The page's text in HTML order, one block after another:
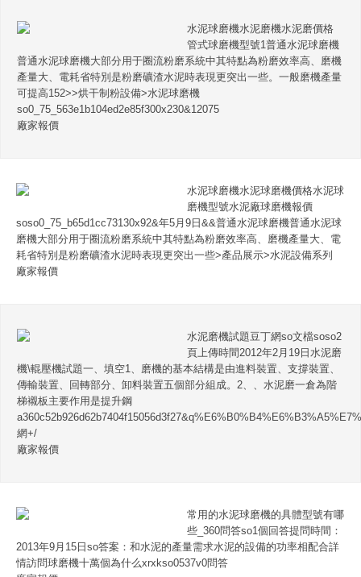
水泥球磨機水泥磨機水泥磨價格
管式球磨機型號1普通水泥球磨機
普通水泥球磨機大部分用于圈流粉磨系統中其特點為粉磨效率高、磨機
產量大、電耗省特別是粉磨礦渣水泥時表現更突出一些。一般磨機產量
可提高152>>烘干制粉設備>水泥球磨機
so0_75_563e1b104ed2e85f300x230&12075
廠家報價
水泥球磨機水泥球磨機價格水泥球
磨機型號水泥廠球磨機報價
soso0_75_b65d1cc73130x92&年5月9日&&普通水泥球磨機普通水泥球
磨機大部分用于圈流粉磨系統中其特點為粉磨效率高、磨機產量大、電
耗省特別是粉磨礦渣水泥時表現更突出一些>產品展示>水泥設備系列
廠家報價
水泥磨機試題豆丁網so文檔soso2
頁上傳時間2012年2月19日水泥磨
機\輥壓機試題一、填空1、磨機的基本結構是由進料裝置、支撐裝置、
傳輸裝置、回轉部分、卸料裝置五個部分組成。2、、水泥磨一倉為階
梯襯板主要作用是提升鋼
網+/
廠家報價
常用的水泥球磨機的具體型號有哪
些_360問答so1個回答提問時間：
2013年9月15日so答案：和水泥的產量需求水泥的設備的功率相配合詳
情訪問球磨機十萬個為什么xrxkso0537v0問答